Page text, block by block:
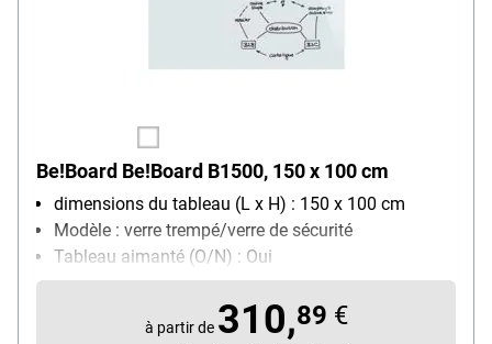
Be!Board Be!Board B1500, 150 x 100 cm
dimensions du tableau (L x H) : 150 x 100 cm
Modèle : verre trempé/verre de sécurité
Tableau aimanté (O/N) : Oui
Avec porte-marqueurs : Non
à partir de 310,89 €